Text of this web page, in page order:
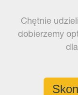
Chętnie
dobierzemy